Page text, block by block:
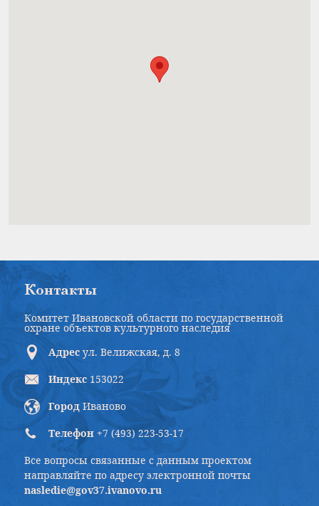
Контакты
Комитет Ивановской области по государственной
охране объектов культурного наследия
Адрес ул. Велижская, д. 8
Индекс 153022
Город Иваново
Телефон +7 (493) 223-53-17
Все вопросы связанные с данным проектом
направляйте по адресу электронной почты
nasledie@gov37.ivanovo.ru